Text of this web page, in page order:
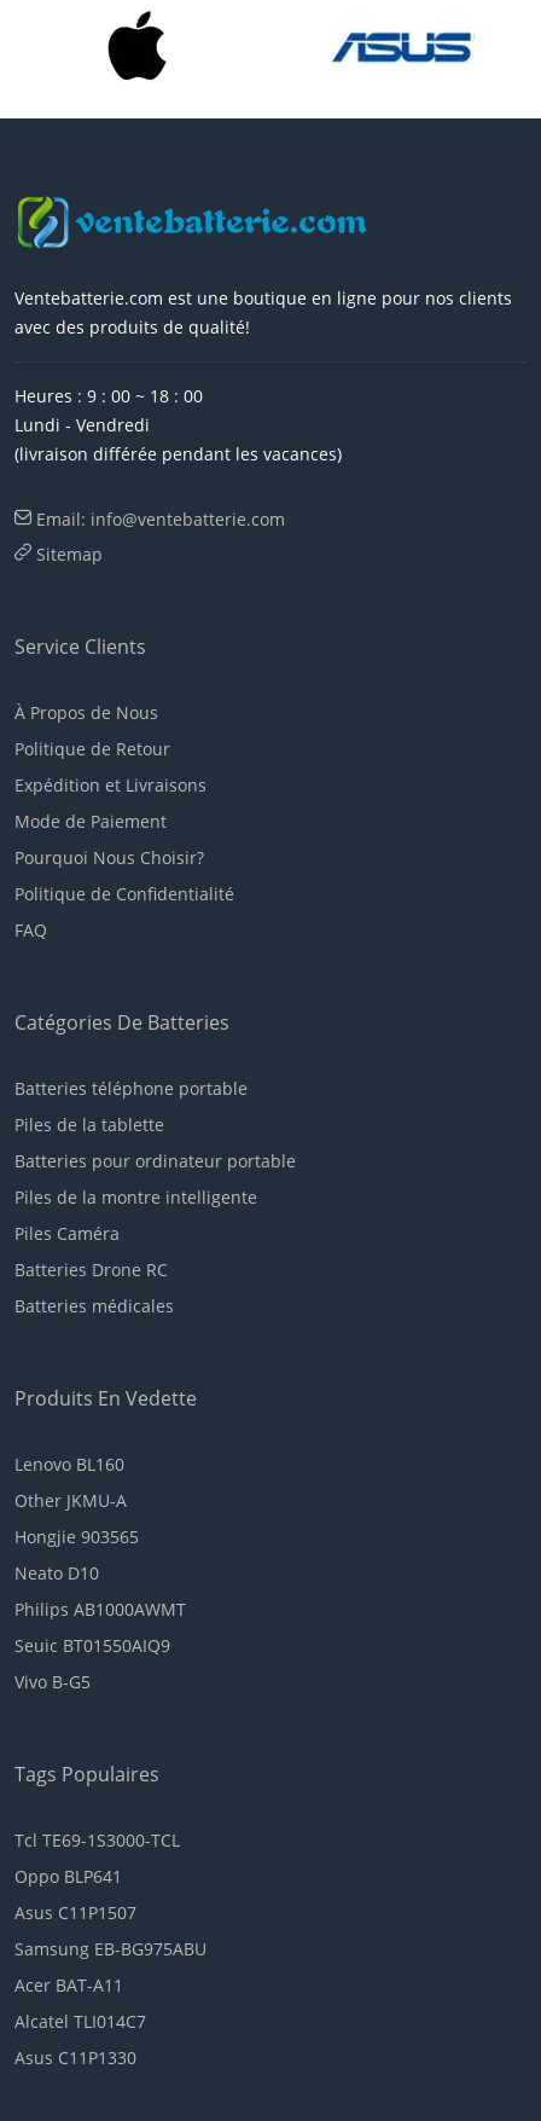
Ventebatterie.com est une boutique en ligne pour nos clients
avec des produits de qualité!
Heures : 9 : 00 ~ 18 : 00
Lundi - Vendredi
(livraison différée pendant les vacances)
Email: info@ventebatterie.com
Sitemap
Service Clients
À Propos de Nous
Politique de Retour
Expédition et Livraisons
Mode de Paiement
Pourquoi Nous Choisir?
Politique de Confidentialité
FAQ
Catégories De Batteries
Batteries téléphone portable
Piles de la tablette
Batteries pour ordinateur portable
Piles de la montre intelligente
Piles Caméra
Batteries Drone RC
Batteries médicales
Produits En Vedette
Lenovo BL160
Other JKMU-A
Hongjie 903565
Neato D10
Philips AB1000AWMT
Seuic BT01550AIQ9
Vivo B-G5
Tags Populaires
Tcl TE69-1S3000-TCL
Oppo BLP641
Asus C11P1507
Samsung EB-BG975ABU
Acer BAT-A11
Alcatel TLI014C7
Asus C11P1330